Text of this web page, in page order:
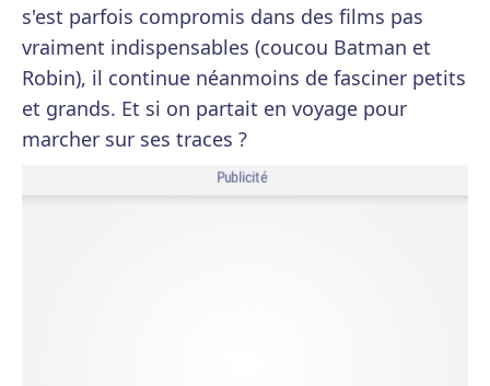
s'est parfois compromis dans des films pas
vraiment indispensables (coucou Batman et
Robin), il continue néanmoins de fasciner petits
et grands. Et si on partait en voyage pour
marcher sur ses traces ?
Publicité